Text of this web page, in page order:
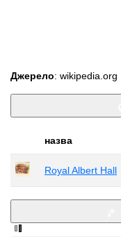
Джерело: wikipedia.org
назва
Royal Albert Hall